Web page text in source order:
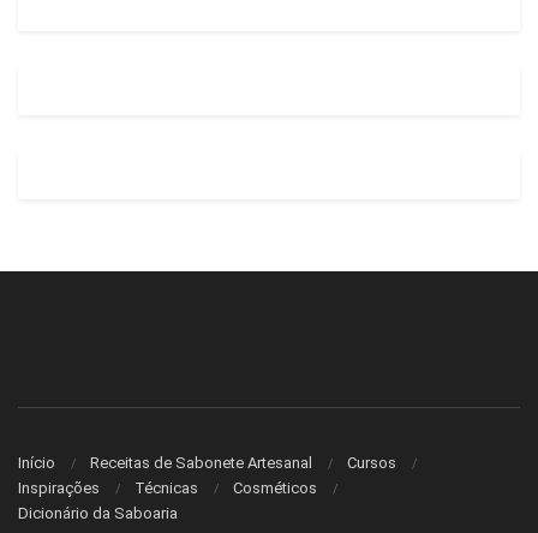
Início Receitas de Sabonete Artesanal
Cursos
Inspirações
Técnicas
Cosméticos
Dicionário da Saboaria